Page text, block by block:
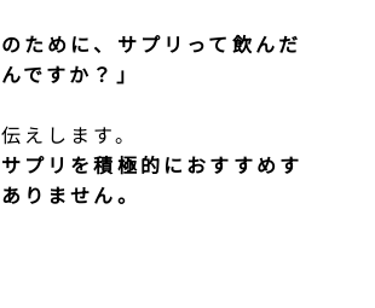
のために、サプリって飲んだ
ですか？」
えします。
プリを積極的におすすめす
りません。